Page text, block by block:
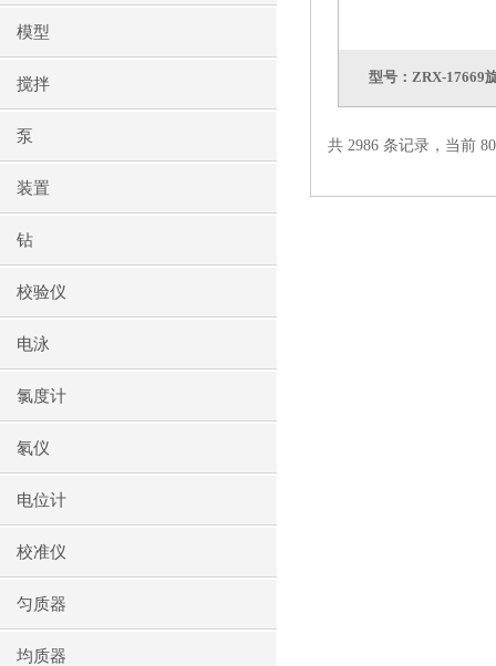
模型
搅拌
泵
装置
钻
校验仪
电泳
氯度计
氡仪
电位计
校准仪
匀质器
均质器
型号：ZRX-17669
共 2986 条记录，当前